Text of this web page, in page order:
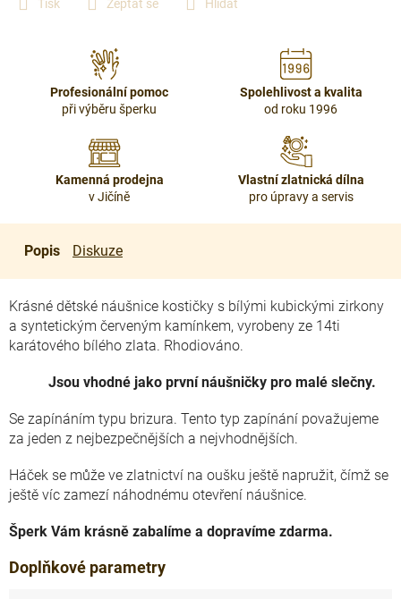
Tisk Zeptat se Hlídat
Profesionální pomoc
při výběru šperku
Spolehlivost a kvalita
od roku 1996
Kamenná prodejna
v Jičíně
Vlastní zlatnická dílna
pro úpravy a servis
Popis Diskuze
Krásné dětské náušnice kostičky s bílými kubickými zirkony
a syntetickým červeným kamínkem, vyrobeny ze 14ti
karátového bílého zlata. Rhodiováno.
Jsou vhodné jako první náušničky pro malé slečny.
Se zapínáním typu brizura. Tento typ zapínání považujeme
za jeden z nejbezpečnějších a nejvhodnějších.
Háček se může ve zlatnictví na oušku ještě napružit, čímž se
ještě víc zamezí náhodnému otevření náušnice.
Šperk Vám krásně zabalíme a dopravíme zdarma.
Doplňkové parametry